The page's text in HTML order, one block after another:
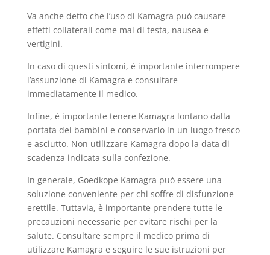
Va anche detto che l’uso di Kamagra può causare
effetti collaterali come mal di testa, nausea e
vertigini.
In caso di questi sintomi, è importante interrompere
l’assunzione di Kamagra e consultare
immediatamente il medico.
Infine, è importante tenere Kamagra lontano dalla
portata dei bambini e conservarlo in un luogo fresco
e asciutto. Non utilizzare Kamagra dopo la data di
scadenza indicata sulla confezione.
In generale, Goedkope Kamagra può essere una
soluzione conveniente per chi soffre di disfunzione
erettile. Tuttavia, è importante prendere tutte le
precauzioni necessarie per evitare rischi per la
salute. Consultare sempre il medico prima di
utilizzare Kamagra e seguire le sue istruzioni per